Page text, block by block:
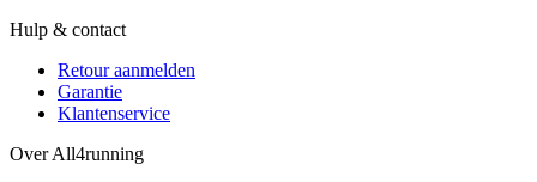
Hulp & contact
Retour aanmelden
Garantie
Klantenservice
Over All4running